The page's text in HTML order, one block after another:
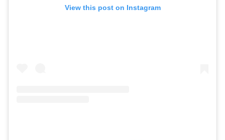
View this post on Instagram